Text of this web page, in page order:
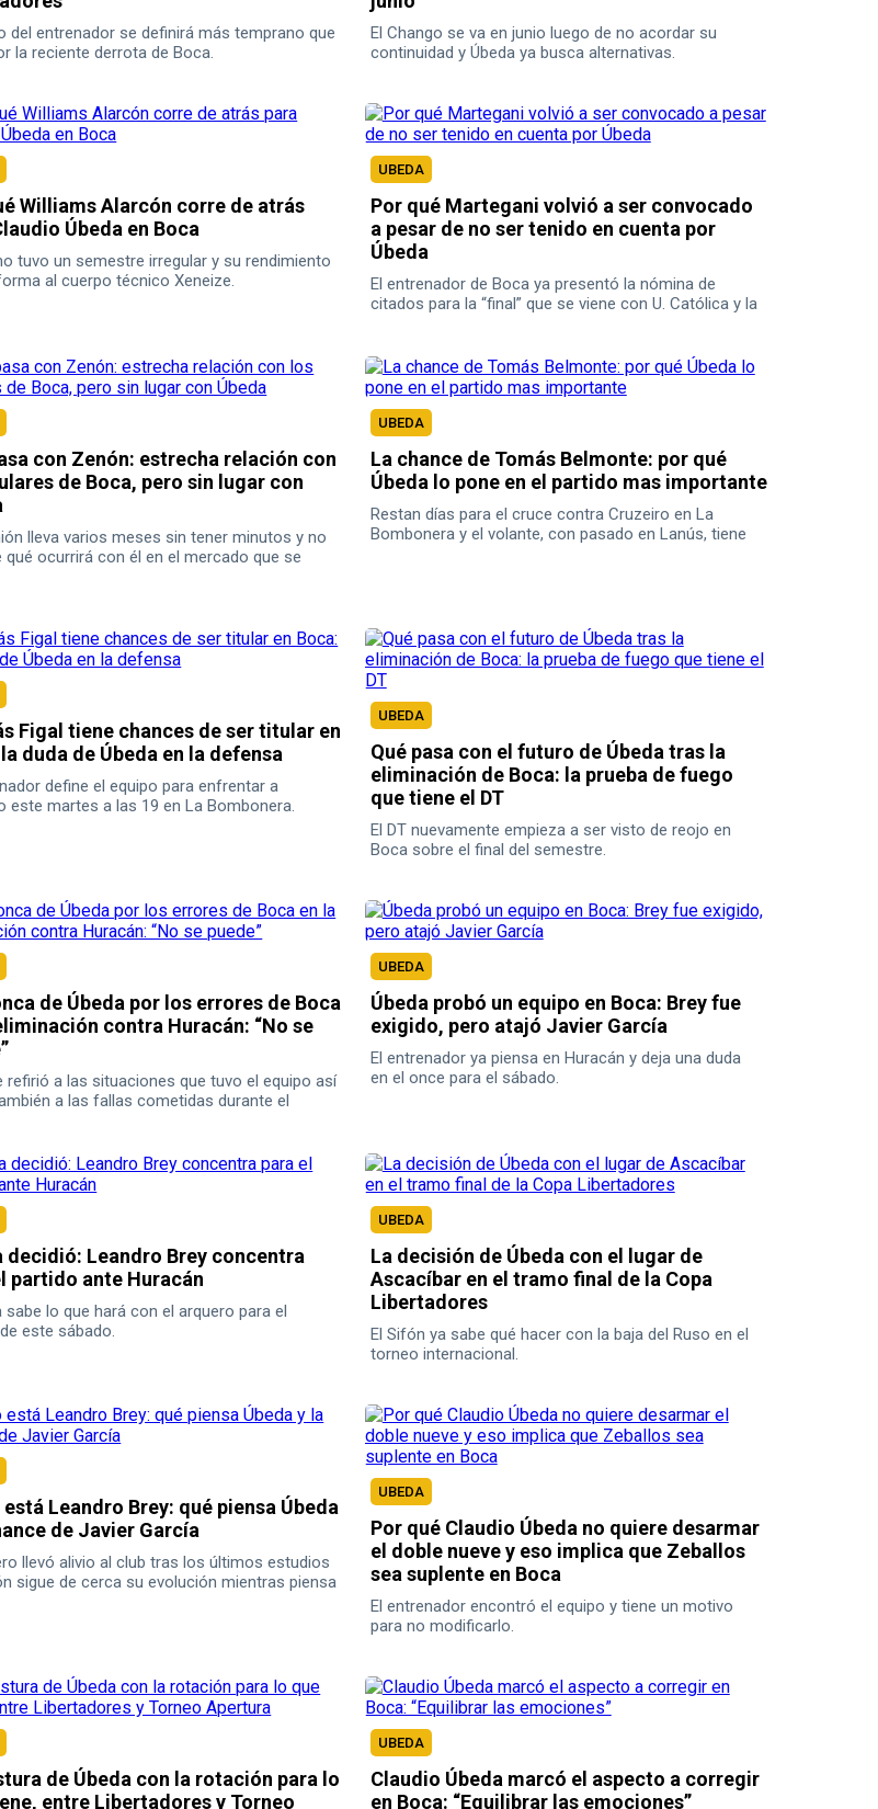
del entrenador se definirá más temprano que
la reciente derrota de Boca.
El Chango se va en junio luego de no acordar su
continuidad y Úbeda ya busca alternativas.
Williams Alarcón corre de atrás
Úbeda en Boca
tuvo un semestre irregular y su rendimiento
al cuerpo técnico Xeneize.
UBEDA
Por qué Martegani volvió a ser convocado
a pesar de no ser tenido en cuenta por
Úbeda
El entrenador de Boca ya presentó la nómina de
citados para la “final” que se viene con U. Católica y la
con Zenón: estrecha relación con
de Boca, pero sin lugar con
lleva varios meses sin tener minutos y no
qué ocurrirá con él en el mercado que se
UBEDA
La chance de Tomás Belmonte: por qué
Úbeda lo pone en el partido mas importante
Restan días para el cruce contra Cruzeiro en La
Bombonera y el volante, con pasado en Lanús, tiene
Figal tiene chances de ser titular en
duda de Úbeda en la defensa
define el equipo para enfrentar a
este martes a las 19 en La Bombonera.
UBEDA
Qué pasa con el futuro de Úbeda tras la
eliminación de Boca: la prueba de fuego
que tiene el DT
El DT nuevamente empieza a ser visto de reojo en
Boca sobre el final del semestre.
de Úbeda por los errores de Boca
contra Huracán: “No se
refirió a las situaciones que tuvo el equipo así
a las fallas cometidas durante el
UBEDA
Úbeda probó un equipo en Boca: Brey fue
exigido, pero atajó Javier García
El entrenador ya piensa en Huracán y deja una duda
en el once para el sábado.
decidió: Leandro Brey concentra
partido ante Huracán
sabe lo que hará con el arquero para el
este sábado.
UBEDA
La decisión de Úbeda con el lugar de
Ascacíbar en el tramo final de la Copa
Libertadores
El Sifón ya sabe qué hacer con la baja del Ruso en el
torneo internacional.
Leandro Brey: qué piensa Úbeda
de Javier García
llevó alivio al club tras los últimos estudios
sigue de cerca su evolución mientras piensa
UBEDA
Por qué Claudio Úbeda no quiere desarmar
el doble nueve y eso implica que Zeballos
sea suplente en Boca
El entrenador encontró el equipo y tiene un motivo
para no modificarlo.
de Úbeda con la rotación para lo
entre Libertadores y Torneo
UBEDA
Claudio Úbeda marcó el aspecto a corregir
en Boca: “Equilibrar las emociones”